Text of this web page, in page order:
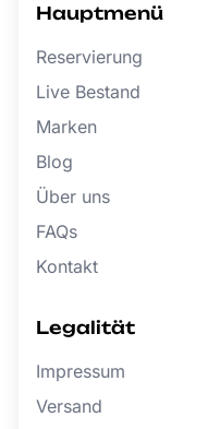
Hauptmenü
Reservierung
Live Bestand
Marken
Blog
Über uns
FAQs
Kontakt
Legalität
Impressum
Versand